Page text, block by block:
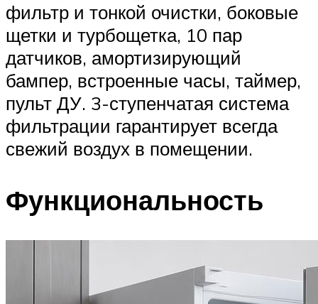
фильтр и тонкой очистки, боковые
щетки и турбощетка, 10 пар
датчиков, амортизирующий
бампер, встроенные часы, таймер,
пульт ДУ. 3-ступенчатая система
фильтрации гарантирует всегда
свежий воздух в помещении.
Функциональность